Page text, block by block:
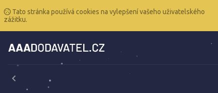
Tato stránka používá cookies na vylepšení vašeho uživatelského
zážitku.